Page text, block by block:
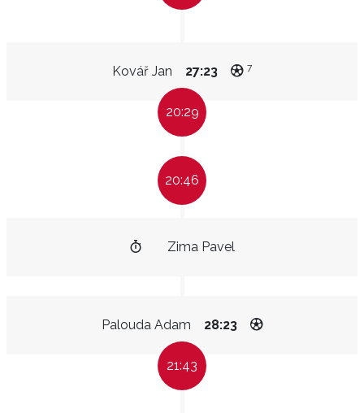
Kovář Jan 27:23 7
20:29
20:46
Zima Pavel
Palouda Adam 28:23
21:43